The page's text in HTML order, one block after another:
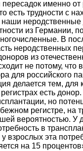
именно от
есть трудности с
из Германии,
В
неродственных
из
не потому, что
для российского
делается тем, для
есть
но
регистре, на
вероятностью. У
в
взрослых эта
на 15